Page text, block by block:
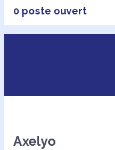
0 poste ouvert
Axelyo